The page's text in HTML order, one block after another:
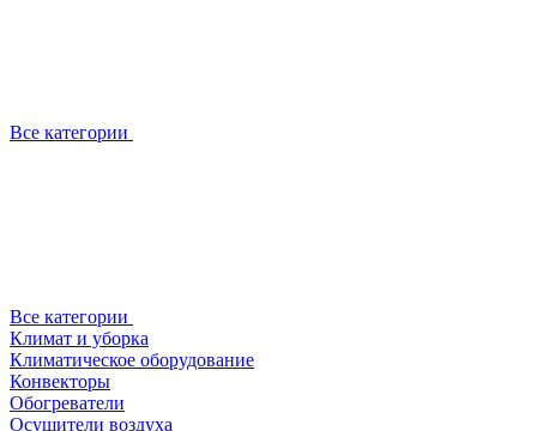
Все категории
Все категории
Климат и уборка
Климатическое оборудование
Конвекторы
Обогреватели
Осушители воздуха